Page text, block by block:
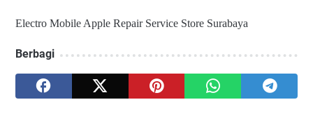
Electro Mobile Apple Repair Service Store Surabaya
Berbagi